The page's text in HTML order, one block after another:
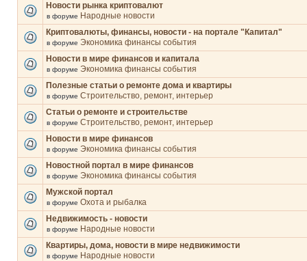
Новости рынка криптовалют
в форуме Народные новости
Криптовалюты, финансы, новости - на портале "Капитал"
в форуме Экономика финансы события
Новости в мире финансов и капитала
в форуме Экономика финансы события
Полезные статьи о ремонте дома и квартиры
в форуме Строительство, ремонт, интерьер
Статьи о ремонте и строительстве
в форуме Строительство, ремонт, интерьер
Новости в мире финансов
в форуме Экономика финансы события
Новостной портал в мире финансов
в форуме Экономика финансы события
Мужской портал
в форуме Охота и рыбалка
Недвижимость - новости
в форуме Народные новости
Квартиры, дома, новости в мире недвижимости
в форуме Народные новости